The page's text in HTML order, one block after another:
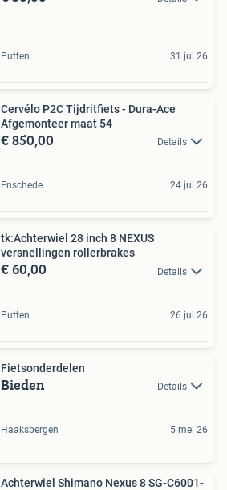
Putten 31 jul 26
Cervélo P2C Tijdritfiets - Dura-Ace
Afgemonteer maat 54
€ 850,00 Details
Enschede 24 jul 26
tk:Achterwiel 28 inch 8 NEXUS
versnellingen rollerbrakes
€ 60,00 Details
Putten 26 jul 26
Fietsonderdelen
Bieden Details
Haaksbergen 5 mei 26
Achterwiel Shimano Nexus 8 SG-C6001-